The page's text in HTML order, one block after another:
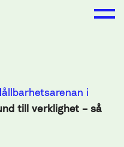
i
till verklighet – så